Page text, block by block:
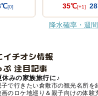
[0]
35℃[+1]
降水確率・週
イチオシ情報
ぷ 注目記事
休みの家族旅行に♪
子で行きたい倉敷市の観光名所を
画のロケ地巡り＆親子向けの体験